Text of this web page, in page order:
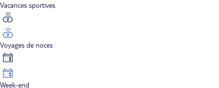
Vacances sportives
Voyages de noces
Week-end